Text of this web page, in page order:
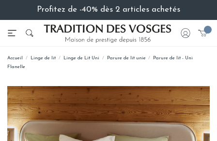
Profitez de -40% dès 2 articles achetés
Accueil Linge de lit Linge de Lit Uni Parure de lit unie
Parure de lit - Uni
Flanelle